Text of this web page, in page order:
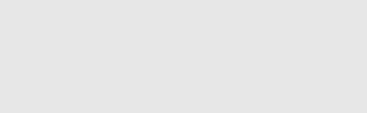
ar sut y gallai
newydd.